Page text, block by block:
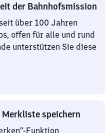
der Bahnhofsmission
über 100 Jahren
offen für alle und rund
unterstützen Sie diese
speichern
Funktion